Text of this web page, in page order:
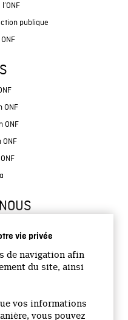
vie privée
de navigation afin
du site, ainsi
vos informations
vous pouvez
publique
ONF
ONF